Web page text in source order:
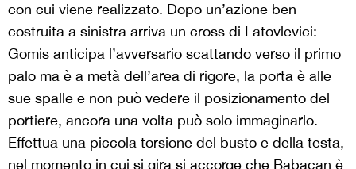
con cui viene realizzato. Dopo un’azione ben
costruita a sinistra arriva un cross di Latovlevici:
Gomis anticipa l’avversario scattando verso il primo
palo ma è a metà dell’area di rigore, la porta è alle
sue spalle e non può vedere il posizionamento del
portiere, ancora una volta può solo immaginarlo.
Effettua una piccola torsione del busto e della testa,
nel momento in cui si gira si accorge che Babacan è